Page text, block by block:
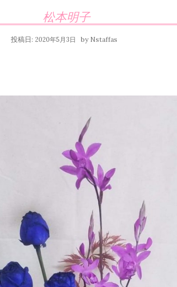
松本明子
投稿日:2020年5月3日 by Nstaffas